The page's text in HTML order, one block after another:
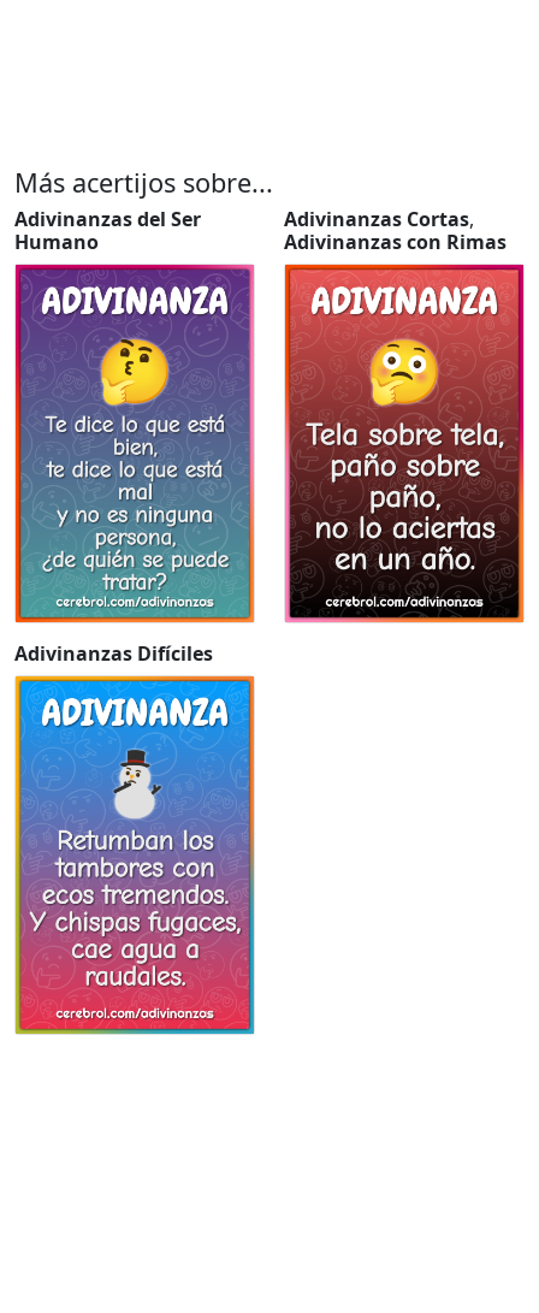
Más acertijos sobre...
Adivinanzas del Ser
Humano
Adivinanzas Cortas,
Adivinanzas con Rimas
Adivinanzas Difíciles